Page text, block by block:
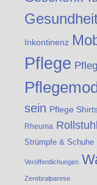
Inkontinenz
Pflege
sein Pflege
Rheuma Rollstuhl
Strümpfe & Schuhe
Veröffentlichungen
Zerebralparese